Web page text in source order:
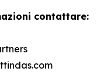
contattare: